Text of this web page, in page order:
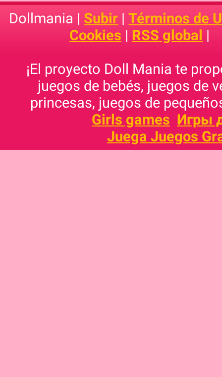
Dollmania | Subir |Términos de
Cookies | RSS global |
¡El proyecto Doll Mania te
juegos de bebés, juegos de
princesas, juegos de
Girls games Игры
Juega Juegos